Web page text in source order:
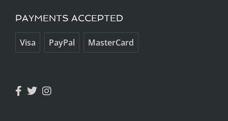
PAYMENTS ACCEPTED
Visa PayPal MasterCard